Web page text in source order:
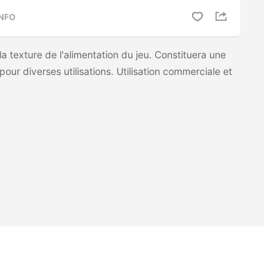
texture de l'alimentation du jeu. Constituera une
diverses utilisations. Utilisation commerciale et